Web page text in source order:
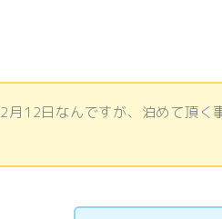
月12日なんですが、泊めて頂く